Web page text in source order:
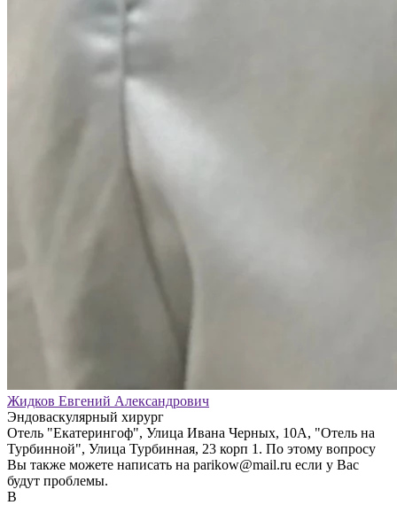
Жидков Евгений Александрович
Эндоваскулярный хирург
Отель "Екатерингоф", Улица Ивана Черных, 10А, "Отель на
Турбинной", Улица Турбинная, 23 корп 1. По этому вопросу
Вы также можете написать на parikow@mail.ru если у Вас
будут проблемы.
В